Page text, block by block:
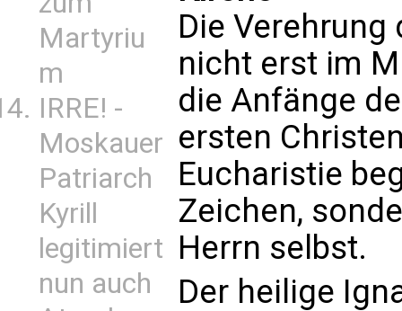
Martyriu
m
IRRE! -
Moskauer
Patriarch
Kyrill
legitimiert
nun auch
Die
nicht erst im
die Anfänge
ersten
Eucharistie
Zeichen,
Herrn selbst.
Der heilige